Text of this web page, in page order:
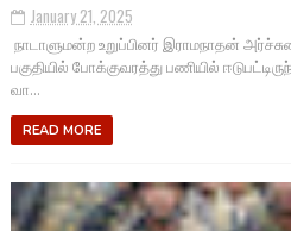
January 21, 2025
நாடாளுமன்ற உறுப்பினர் இராமநாதன்
பகுதியில் போக்குவரத்து பணியில்
வா...
READ MORE